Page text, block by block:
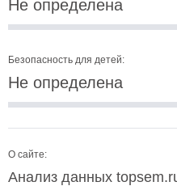
Не определена
Безопасность для детей:
Не определена
О сайте:
Анализ данных